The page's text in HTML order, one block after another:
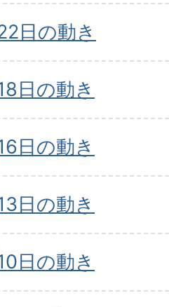
日の動き
日の動き
日の動き
日の動き
日の動き